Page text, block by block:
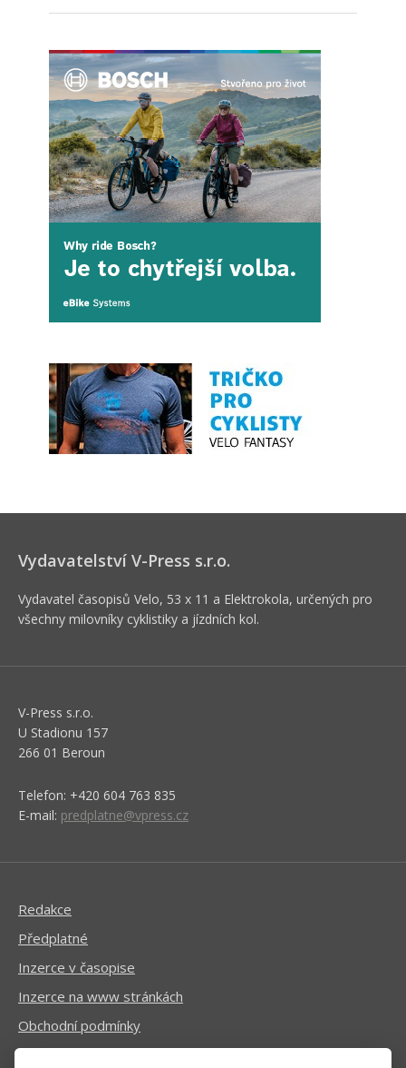
Vydavatelství V-Press s.r.o.
Vydavatel časopisů Velo, 53 x 11 a Elektrokola, určených pro
všechny milovníky cyklistiky a jízdních kol.
V-Press s.r.o.
U Stadionu 157
266 01 Beroun
Telefon: +420 604 763 835
E-mail: predplatne@vpress.cz
Redakce
Předplatné
Inzerce v časopise
Inzerce na www stránkách
Obchodní podmínky
Ochrana osobních údajů